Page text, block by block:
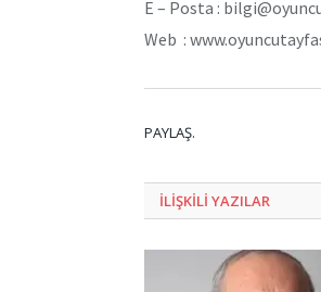
E – Posta :
Web :
PAYLAŞ.
ILIŞKILI YAZILAR